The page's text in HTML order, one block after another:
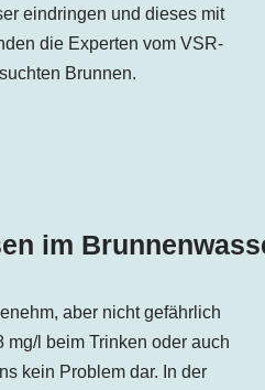
eindringen und dieses mit
die Experten vom VSR-
Brunnen.
im
aber nicht gefährlich
mg/l beim Trinken oder auch
kein Problem dar. In der